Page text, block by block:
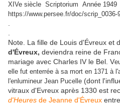
XIVe siècle Scriptorium Année 1949
https://www.persee.fr/doc/scrip_0036-
Note. La fille de Louis d'Évreux et
d'Évreux, deviendra reine de
mariage avec Charles IV le Bel. V
elle fut enterrée à sa mort en 1371 à
l'enlumineur Jean Pucelle (dont
vitraux d'Evreux après 1330 est
d'Heures de Jeanne d'Évreux